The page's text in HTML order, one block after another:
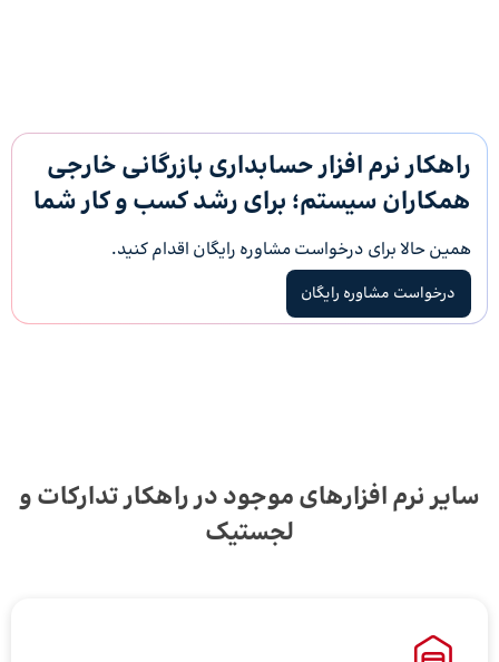
راهکار نرم افزار حسابداری بازرگانی خارجی
همکاران سیستم؛ برای رشد کسب و کار شما
همین حالا برای درخواست مشاوره رایگان اقدام کنید.
درخواست مشاوره رایگان
سایر نرم افزارهای موجود در راهکار تدارکات و
لجستیک